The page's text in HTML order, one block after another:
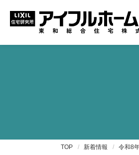
TOP 新着情報 令和8